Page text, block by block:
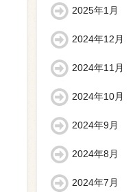
2025年1月
2024年12月
2024年11月
2024年10月
2024年9月
2024年8月
2024年7月